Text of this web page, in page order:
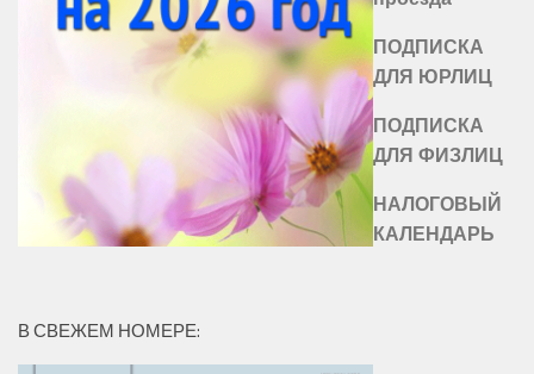
ПОДПИСКА
ДЛЯ ЮРЛИЦ
ПОДПИСКА
ДЛЯ ФИЗЛИЦ
НАЛОГОВЫЙ
КАЛЕНДАРЬ
В СВЕЖЕМ НОМЕРЕ: